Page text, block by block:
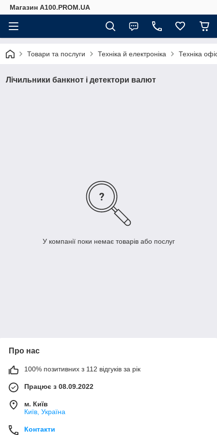
Магазин A100.PROM.UA
Товари та послуги Техніка й електроніка Техніка
Лічильники банкнот і детектори валют
У компанії поки немає товарів або послуг
Про нас
100% позитивних з 112 відгуків за рік
Працює з 08.09.2022
м. Київ
Київ, Україна
Контакти